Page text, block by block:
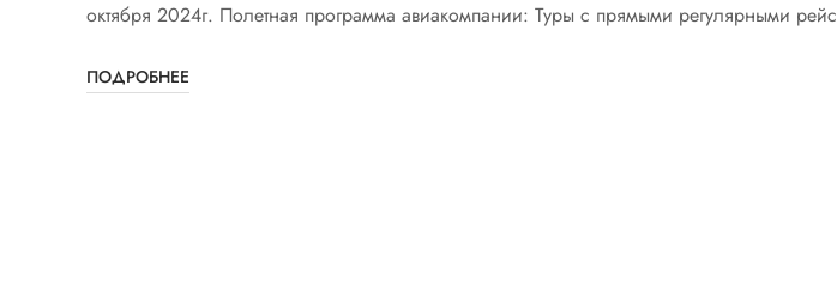
октября 2024г. Полетная программа авиакомпании: Туры c прямыми регулярными
ПОДРОБНЕЕ